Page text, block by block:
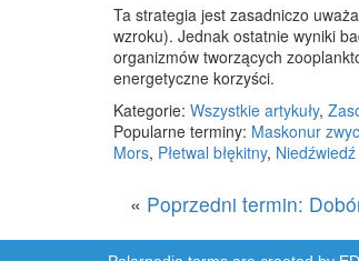
Ta strategia jest zasadniczo
wzroku). Jednak ostatnie wyniki
organizmów tworzących
energetyczne korzyści.
Kategorie: Wszystkie artykuły,
Popularne terminy: Maskonur
Mors, Płetwal błękitny,
« Poprzedni termin: